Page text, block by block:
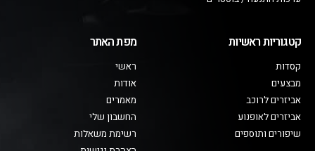
קטגוריות ראשיות
קסדות
מבצעים
אביזרים לרוכב
אביזרים לאופנוע
שיפורים ותוספים
מפת האתר
ראשי
אודות
מאמרים
החשבון שלי
רשימת משאלות